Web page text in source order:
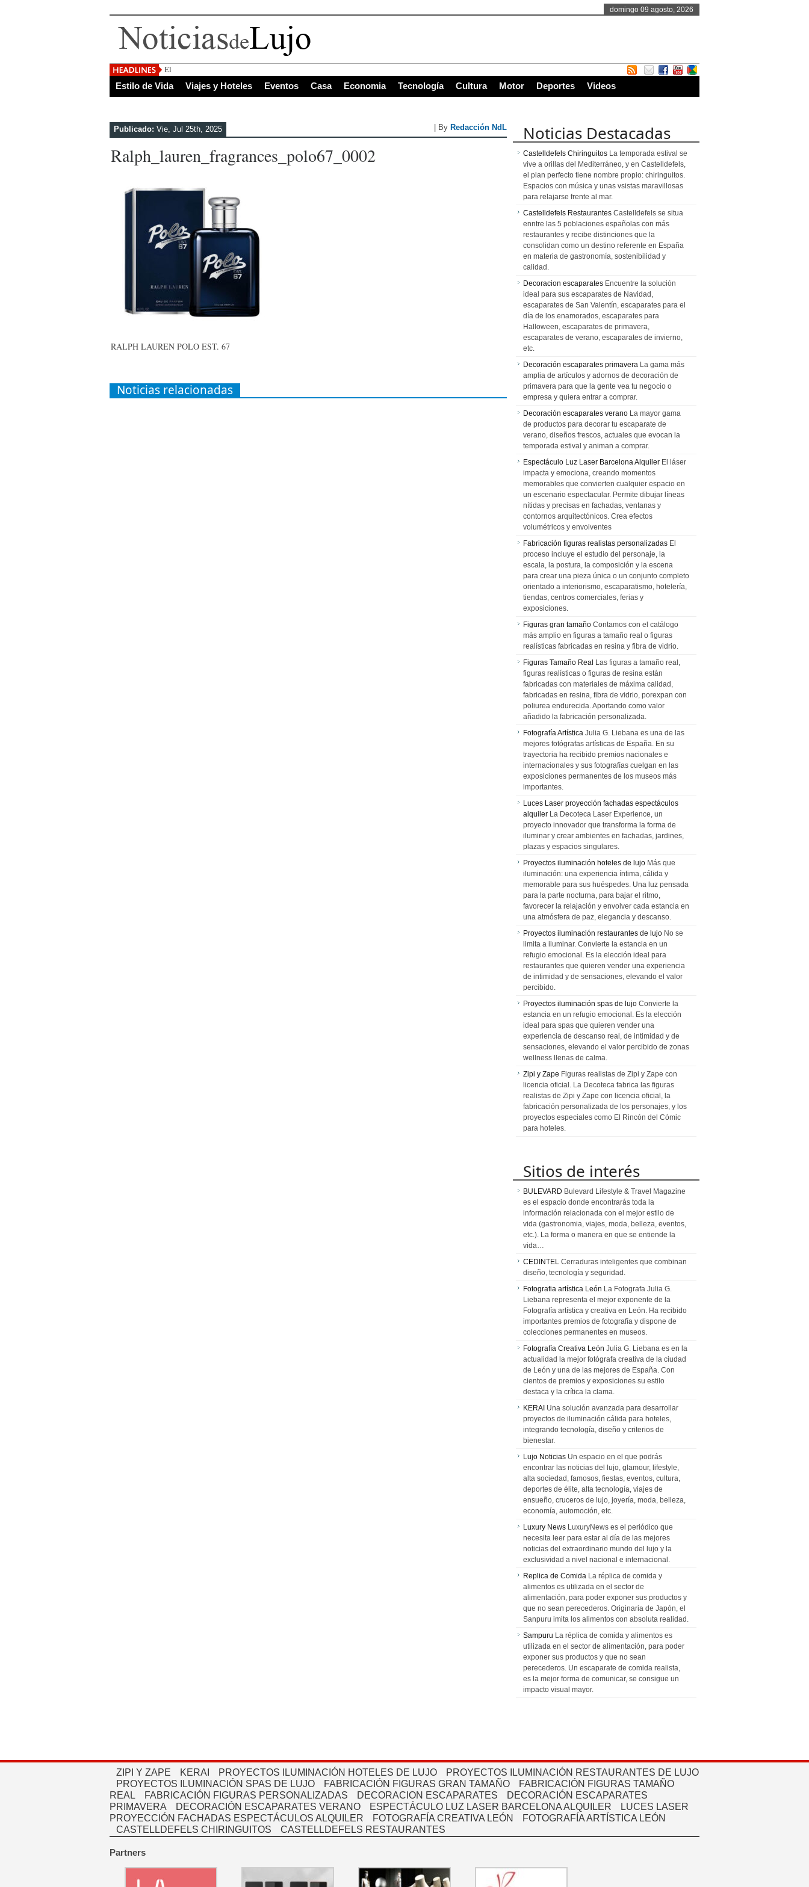
domingo 09 agosto, 2026
El Salvador, uno de los de
Estilo de Vida Viajes y Hoteles Eventos Casa Economia Tecnología Cultura Motor Deportes Videos
Publicado: Vie, Jul 25th, 2025 | By Redacción NdL
Ralph_lauren_fragrances_polo67_0002
RALPH LAUREN POLO EST. 67
Noticias relacionadas
Noticias Destacadas
Castelldefels Chiringuitos La temporada estival se
vive a orillas del Mediterráneo, y en Castelldefels,
el plan perfecto tiene nombre propio: chiringuitos.
Espacios con música y unas vsistas maravillosas
para relajarse frente al mar.
Castelldefels Restaurantes Castelldefels se situa
enntre las 5 poblaciones españolas con más
restaurantes y recibe distinciones que la
consolidan como un destino referente en España
en materia de gastronomía, sostenibilidad y
calidad.
Decoracion escaparates Encuentre la solución
ideal para sus escaparates de Navidad,
escaparates de San Valentín, escaparates para el
día de los enamorados, escaparates para
Halloween, escaparates de primavera,
escaparates de verano, escaparates de invierno,
etc.
Decoración escaparates primavera La gama más
amplia de artículos y adornos de decoración de
primavera para que la gente vea tu negocio o
empresa y quiera entrar a comprar.
Decoración escaparates verano La mayor gama
de productos para decorar tu escaparate de
verano, diseños frescos, actuales que evocan la
temporada estival y animan a comprar.
Espectáculo Luz Laser Barcelona Alquiler El láser
impacta y emociona, creando momentos
memorables que convierten cualquier espacio en
un escenario espectacular. Permite dibujar líneas
nítidas y precisas en fachadas, ventanas y
contornos arquitectónicos. Crea efectos
volumétricos y envolventes
Fabricación figuras realistas personalizadas El
proceso incluye el estudio del personaje, la
escala, la postura, la composición y la escena
para crear una pieza única o un conjunto completo
orientado a interiorismo, escaparatismo, hotelería,
tiendas, centros comerciales, ferias y
exposiciones.
Figuras gran tamaño Contamos con el catálogo
más amplio en figuras a tamaño real o figuras
realísticas fabricadas en resina y fibra de vidrio.
Figuras Tamaño Real Las figuras a tamaño real,
figuras realísticas o figuras de resina están
fabricadas con materiales de máxima calidad,
fabricadas en resina, fibra de vidrio, porexpan con
poliurea endurecida. Aportando como valor
añadido la fabricación personalizada.
Fotografía Artística Julia G. Liebana es una de las
mejores fotógrafas artísticas de España. En su
trayectoria ha recibido premios nacionales e
internacionales y sus fotografías cuelgan en las
exposiciones permanentes de los museos más
importantes.
Luces Laser proyección fachadas espectáculos
alquiler La Decoteca Laser Experience, un
proyecto innovador que transforma la forma de
iluminar y crear ambientes en fachadas, jardines,
plazas y espacios singulares.
Proyectos iluminación hoteles de lujo Más que
iluminación: una experiencia íntima, cálida y
memorable para sus huéspedes. Una luz pensada
para la parte nocturna, para bajar el ritmo,
favorecer la relajación y envolver cada estancia en
una atmósfera de paz, elegancia y descanso.
Proyectos iluminación restaurantes de lujo No se
limita a iluminar. Convierte la estancia en un
refugio emocional. Es la elección ideal para
restaurantes que quieren vender una experiencia
de intimidad y de sensaciones, elevando el valor
percibido.
Proyectos iluminación spas de lujo Convierte la
estancia en un refugio emocional. Es la elección
ideal para spas que quieren vender una
experiencia de descanso real, de intimidad y de
sensaciones, elevando el valor percibido de zonas
wellness llenas de calma.
Zipi y Zape Figuras realistas de Zipi y Zape con
licencia oficial. La Decoteca fabrica las figuras
realistas de Zipi y Zape con licencia oficial, la
fabricación personalizada de los personajes, y los
proyectos especiales como El Rincón del Cómic
para hoteles.
Sitios de interés
BULEVARD Bulevard Lifestyle & Travel Magazine
es el espacio donde encontrarás toda la
información relacionada con el mejor estilo de
vida (gastronomia, viajes, moda, belleza, eventos,
etc.). La forma o manera en que se entiende la
vida…
CEDINTEL Cerraduras inteligentes que combinan
diseño, tecnología y seguridad.
Fotografia artística León La Fotografa Julia G.
Liebana representa el mejor exponente de la
Fotografía artística y creativa en León. Ha recibido
importantes premios de fotografía y dispone de
colecciones permanentes en museos.
Fotografía Creativa León Julia G. Liebana es en la
actualidad la mejor fotógrafa creativa de la ciudad
de León y una de las mejores de España. Con
cientos de premios y exposiciones su estilo
destaca y la crítica la clama.
KERAI Una solución avanzada para desarrollar
proyectos de iluminación cálida para hoteles,
integrando tecnología, diseño y criterios de
bienestar.
Lujo Noticias Un espacio en el que podrás
encontrar las noticias del lujo, glamour, lifestyle,
alta sociedad, famosos, fiestas, eventos, cultura,
deportes de élite, alta tecnología, viajes de
ensueño, cruceros de lujo, joyería, moda, belleza,
economía, automoción, etc.
Luxury News LuxuryNews es el periódico que
necesita leer para estar al día de las mejores
noticias del extraordinario mundo del lujo y la
exclusividad a nivel nacional e internacional.
Replica de Comida La réplica de comida y
alimentos es utilizada en el sector de
alimentación, para poder exponer sus productos y
que no sean perecederos. Originaria de Japón, el
Sanpuru imita los alimentos con absoluta realidad.
Sampuru La réplica de comida y alimentos es
utilizada en el sector de alimentación, para poder
exponer sus productos y que no sean
perecederos. Un escaparate de comida realista,
es la mejor forma de comunicar, se consigue un
impacto visual mayor.
ZIPI Y ZAPE KERAI PROYECTOS ILUMINACIÓN HOTELES DE LUJO
PROYECTOS ILUMINACIÓN RESTAURANTES DE LUJO
PROYECTOS ILUMINACIÓN SPAS DE LUJO
FABRICACIÓN FIGURAS GRAN TAMAÑO
FABRICACIÓN FIGURAS TAMAÑO
REAL
FABRICACIÓN FIGURAS PERSONALIZADAS DECORACION ESCAPARATES
DECORACIÓN ESCAPARATES
PRIMAVERA
DECORACIÓN ESCAPARATES VERANO ESPECTÁCULO LUZ LASER BARCELONA ALQUILER
LUCES LASER
PROYECCIÓN FACHADAS ESPECTÁCULOS ALQUILER
FOTOGRAFÍA CREATIVA LEÓN
FOTOGRAFÍA ARTÍSTICA LEÓN
CASTELLDEFELS CHIRINGUITOS
CASTELLDEFELS RESTAURANTES
Partners